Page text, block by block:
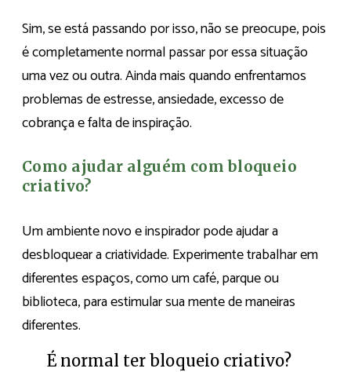
Sim, se está passando por isso, não se preocupe, pois
é completamente normal passar por essa situação
uma vez ou outra. Ainda mais quando enfrentamos
problemas de estresse, ansiedade, excesso de
cobrança e falta de inspiração.
Como ajudar alguém com bloqueio
criativo?
Um ambiente novo e inspirador pode ajudar a
desbloquear a criatividade. Experimente trabalhar em
diferentes espaços, como um café, parque ou
biblioteca, para estimular sua mente de maneiras
diferentes.
É normal ter bloqueio criativo?